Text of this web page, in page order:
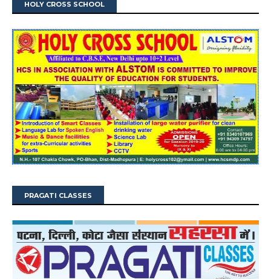
HOLY CROSS SCHOOL
PRAGATI CLASSES